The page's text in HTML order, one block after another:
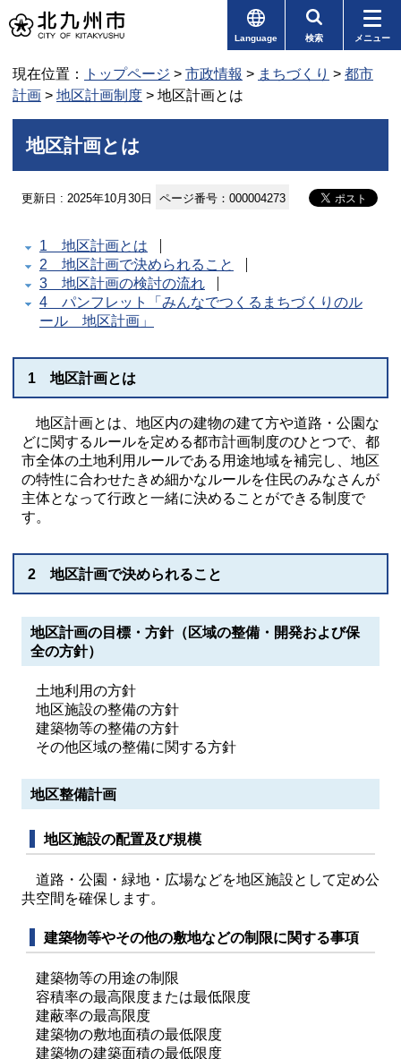
Language 検索 メニュー
現在位置： トップページ > 市政情報 > まちづくり > 都市
計画 > 地区計画制度 > 地区計画とは
地区計画とは
更新日 : 2025年10月30日 ページ番号：000004273
1 地区計画とは
2 地区計画で決められること
3 地区計画の検討の流れ
4 パンフレット「みんなでつくるまちづくりのル
ール 地区計画」
1 地区計画とは
地区計画とは、地区内の建物の建て方や道路・公園な
どに関するルールを定める都市計画制度のひとつで、都
市全体の土地利用ルールである用途地域を補完し、地区
の特性に合わせたきめ細かなルールを住民のみなさんが
主体となって行政と一緒に決めることができる制度で
す。
2 地区計画で決められること
地区計画の目標・方針（ 区域の整備・開発および保
全の方針）
土地利用の方針
地区施設の整備の方針
建築物等の整備の方針
その他区域の整備に関する方針
地区整備計画
地区施設の配置及び規模
道路・公園・緑地・広場などを地区施設として定め公
共空間を確保します。
建築物等やその他の敷地などの制限に関する事項
建築物等の用途の制限
容積率の最高限度または最低限度
建蔽率の最高限度
建築物の敷地面積の最低限度
建築物の建築面積の最低限度